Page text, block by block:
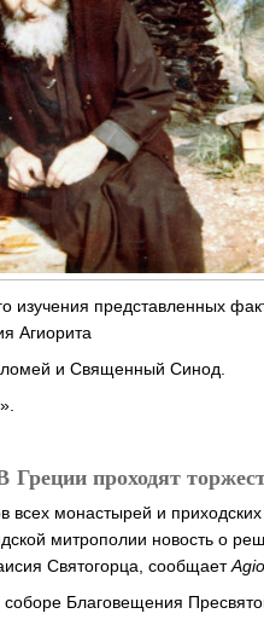
изучения представленных
Агиорита
и Священный Синод.
Греции проходят
всех монастырей и
митрополии новость о
Святогорца, сообщает
Благовещения